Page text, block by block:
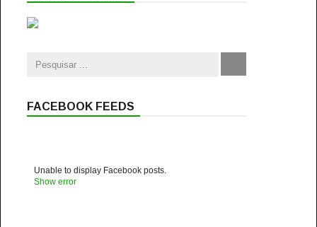
FACEBOOK FEEDS
Unable to display Facebook posts.
Show error